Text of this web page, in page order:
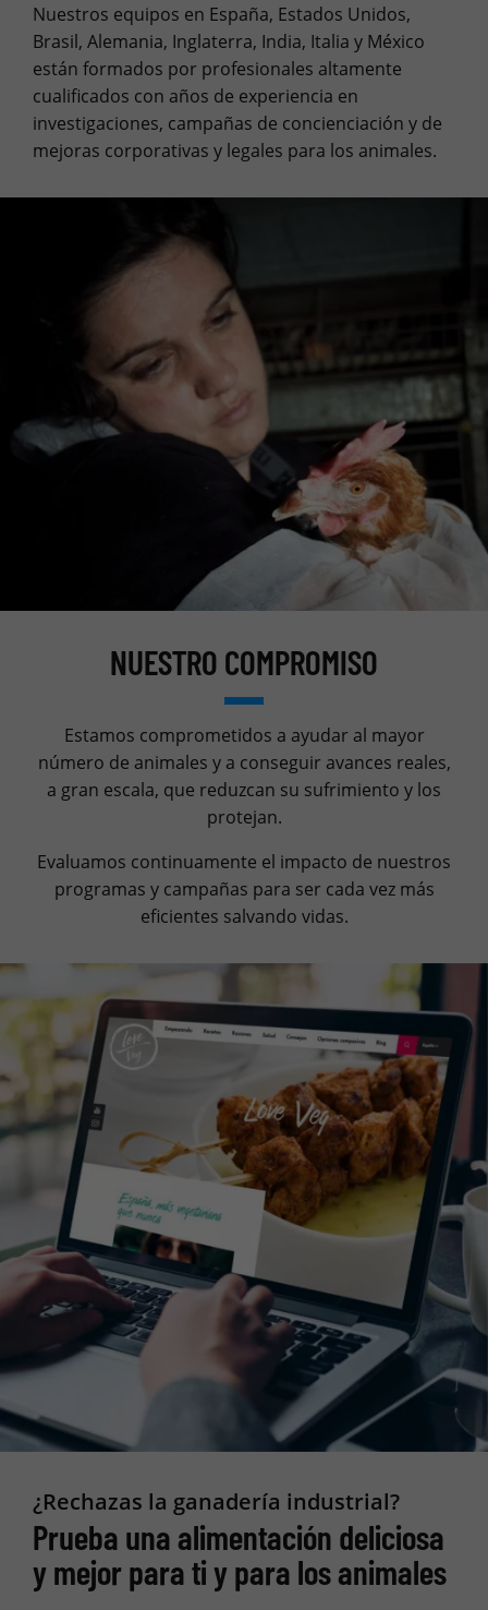
Nuestros equipos en España, Estados Unidos,
Brasil, Alemania, Inglaterra, India, Italia y México
están formados por profesionales altamente
cualificados con años de experiencia en
investigaciones, campañas de concienciación y de
mejoras corporativas y legales para los animales.
NUESTRO COMPROMISO
Estamos comprometidos a ayudar al mayor
número de animales y a conseguir avances reales,
a gran escala, que reduzcan su sufrimiento y los
protejan.
Evaluamos continuamente el impacto de nuestros
programas y campañas para ser cada vez más
eficientes salvando vidas.
¿Rechazas la ganadería industrial?
Prueba una alimentación deliciosa
y mejor para ti y para los animales